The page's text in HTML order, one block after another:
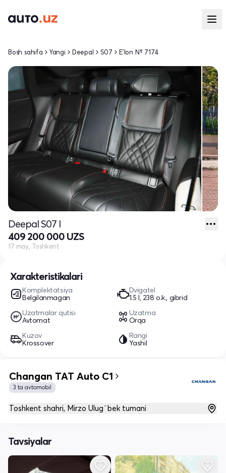
Xarakteristikalari
Komplektatsiya
Belgilanmagan
Dvigatel
1.5 l, 238 o.k., gibrid
Uzatmalar qutisi
Avtomat
Uzatma
Orqa
Kuzov
Krossover
Rangi
Yashil
Bosh sahifa Yangi Deepal S07 E'lon № 7174
Deepal S07 I
409 200 000 UZS
17 may, Toshkent
Changan TAT Auto C1
3 ta avtomobil
Toshkent shahri, Mirzo Ulug`bek tumani
Tavsiyalar